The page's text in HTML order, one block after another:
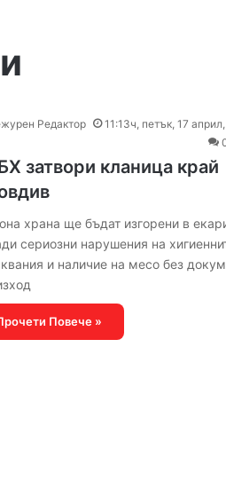
Редактор
11:13ч, петък, 17
затвори кланица край
храна ще бъдат изгорени в
сериозни нарушения на
и наличие на месо без
Повече »